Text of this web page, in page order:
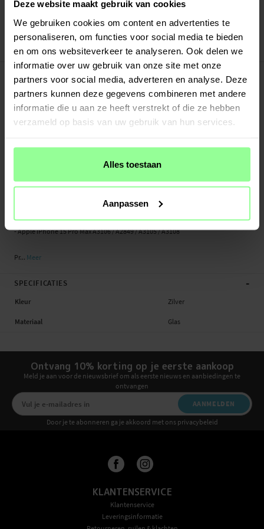
Deze website maakt gebruik van cookies
We gebruiken cookies om content en advertenties te
personaliseren, om functies voor social media te bieden
en om ons websiteverkeer te analyseren. Ook delen we
informatie over uw gebruik van onze site met onze
partners voor social media, adverteren en analyse. Deze
partners kunnen deze gegevens combineren met andere
informatie die u aan ze heeft verstrekt of die ze hebben
verzameld op basis van uw gebruik van hun services.
Alles toestaan
Aanpassen
30 dagen retourrecht
Art number:50317 PanzerGlass
PRODUCTBESCHRIJVING
Lensbescherming van aluminium en gehard glas voor [KOMPATIBILITEIT]
[MODEL] van PanzerGlass. Beschermt de cameralenzen effectief tegen krassen
en beschadigingen, zodat je langer scherpe foto's kunt maken. De bescherming
heeft geen invloed op de kwaliteit van de foto's die je maakt en stoort de flitser
De beschermers worden op de cameralenzen geplaatst en zijn nauwelijks
Geschikt voor:
- Apple iPhone 15 Pro Max A3106 / A2849 / A3105 / A3108
Pr... Meer
SPECIFICATIES -
Kleur Zilver
Materiaal Glas
Ontvang 10% korting op je eerste aankoop
Meld je aan voor de nieuwsbrief om als eerste nieuws en aanbiedingen te
ontvangen
AANMELDEN
Door je te abonneren ga je akkoord met ons privacybeleid
KLANTENSERVICE
Klantenservice
Leveringsinformatie